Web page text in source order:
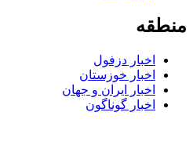
اخبار دزفول
اخبار خوزستان
اخبار ایران و جهان
اخبار گوناگون